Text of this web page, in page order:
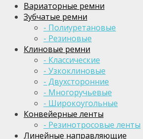
Вариаторные ремни
Зубчатые ремни
- Полиуретановые
- Резиновые
Клиновые ремни
- Классические
- Узкоклиновые
- Двухсторонние
- Многоручьевые
- Широкоугольные
Конвейерные ленты
- Резинотросовые ленты
Линейные направляющие